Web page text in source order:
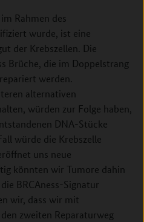
Rahmen des
wurde, ist eine
der Krebszellen. Die
Brüche, die im Doppelstrang
werden.
alternativen
würden zur Folge haben,
DNA-Stücke
würde die Krebszelle
uns neue
könnten wir Tumore dahin
BRCAness-Signatur
wir, dass wir mit
zweiten Reparaturweg